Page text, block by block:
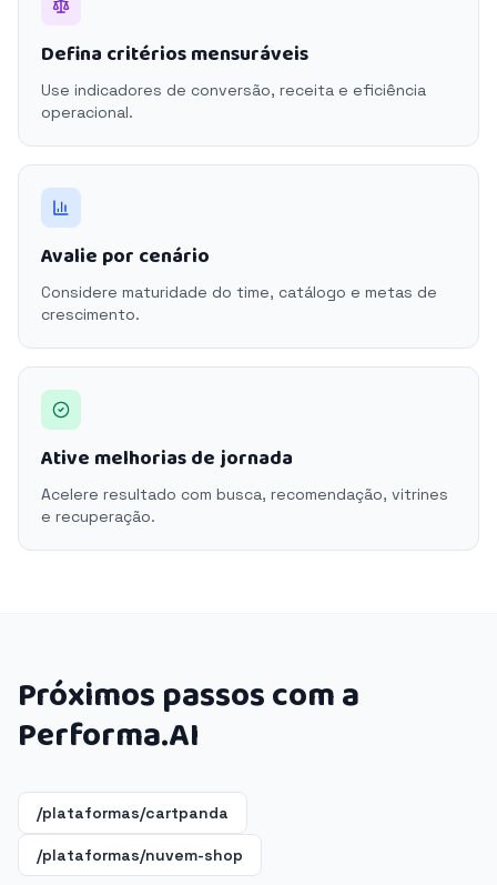
Defina critérios mensuráveis
Use indicadores de conversão, receita e eficiência
operacional.
Avalie por cenário
Considere maturidade do time, catálogo e metas de
crescimento.
Ative melhorias de jornada
Acelere resultado com busca, recomendação, vitrines
e recuperação.
Próximos passos com a
Performa.AI
/plataformas/cartpanda
/plataformas/nuvem-shop